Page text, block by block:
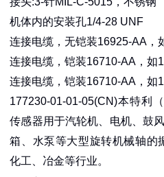
机体内的安装孔1/4-28 UNF
连接电缆，无铠装16925-AA，
连接电缆，铠装16710-AA，如
连接电缆，铠装16710-AA，如
177230-01-01-05(CN)本特利
传感器用于汽轮机、电机、鼓
箱、水泵等大型旋转机械轴的
化工、冶金等行业。